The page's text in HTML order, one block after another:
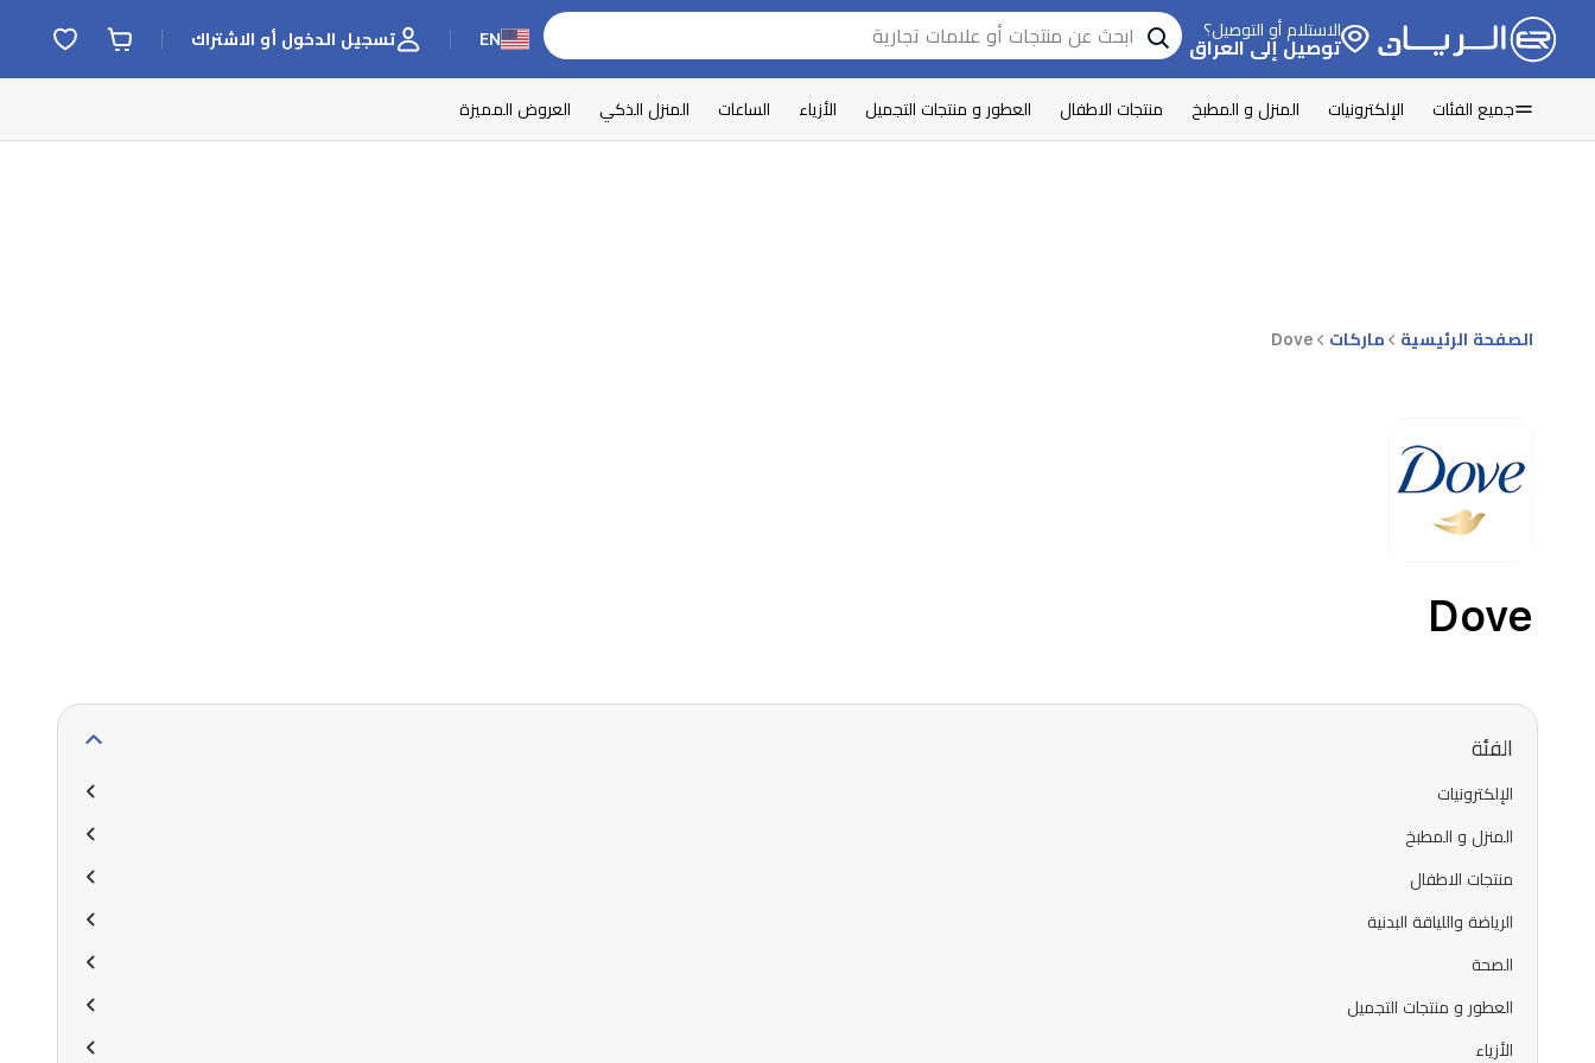
الاستلام أو التوصيل؟
توصيل إلى العراق EN تسجيل الدخول أو الاشتراك
جميع الفئات الإلكترونيات المنزل و المطبخ منتجات الاطفال العطور و منتجات التجميل الأزياء الساعات المنزل الذكي العروض المميزة
الصفحة الرئيسية ماركات Dove
Dove
الفئة
الإلكترونيات
المنزل و المطبخ
منتجات الاطفال
الرياضة واللياقة البدنية
الصحة
العطور و منتجات التجميل
الأزياء